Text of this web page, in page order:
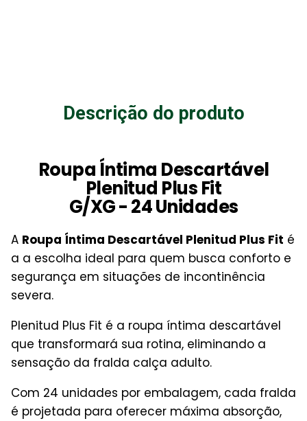
Descrição do produto
Roupa Íntima Descartável
Plenitud Plus Fit
G/XG - 24 Unidades
A Roupa Íntima Descartável Plenitud Plus Fit é
a a escolha ideal para quem busca conforto e
segurança em situações de incontinência
severa.
Plenitud Plus Fit é a roupa íntima descartável
que transformará sua rotina, eliminando a
sensação da fralda calça adulto.
Com 24 unidades por embalagem, cada fralda
é projetada para oferecer máxima absorção,